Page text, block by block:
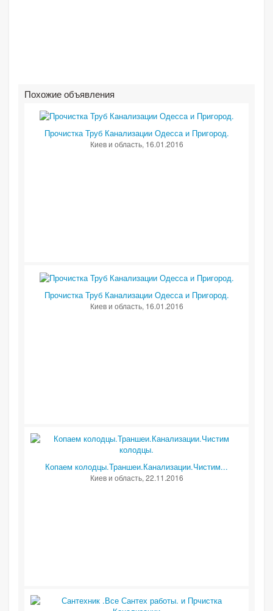
Похожие объявления
Прочистка Труб Канализации Одесса и Пригород.
Киев и область, 16.01.2016
Прочистка Труб Канализации Одесса и Пригород.
Киев и область, 16.01.2016
Копаем колодцы.Траншеи.Канализации.Чистим...
Киев и область, 22.11.2016